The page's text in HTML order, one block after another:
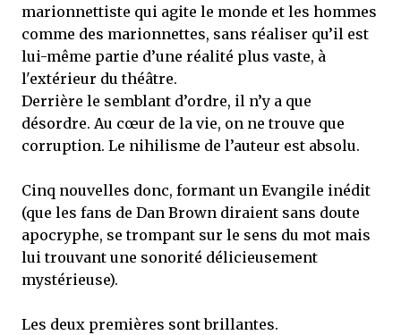
marionnettiste qui agite le monde et les hommes
comme des marionnettes, sans réaliser qu’il est
lui-même partie d’une réalité plus vaste, à
l'extérieur du théâtre.
Derrière le semblant d’ordre, il n’y a que
désordre. Au cœur de la vie, on ne trouve que
corruption. Le nihilisme de l’auteur est absolu.
Cinq nouvelles donc, formant un Evangile inédit
(que les fans de Dan Brown diraient sans doute
apocryphe, se trompant sur le sens du mot mais
lui trouvant une sonorité délicieusement
mystérieuse).
Les deux premières sont brillantes.